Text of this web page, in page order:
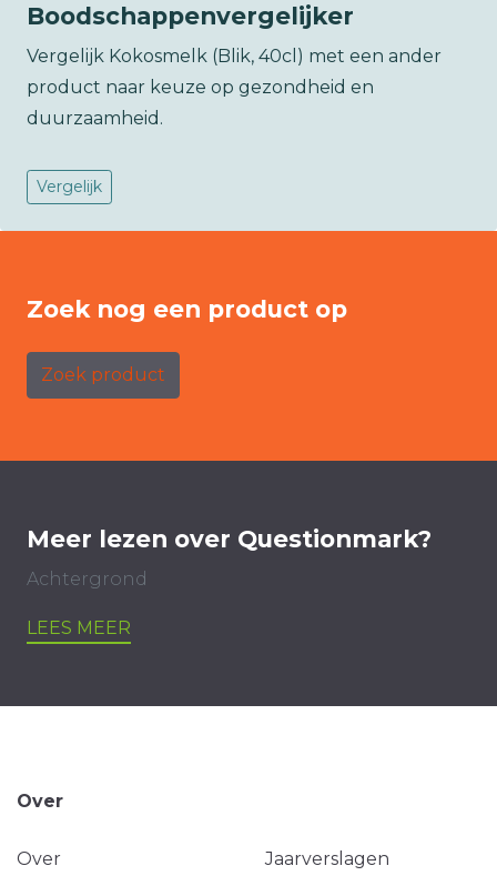
Boodschappenvergelijker
Vergelijk Kokosmelk (Blik, 40cl) met een ander
product naar keuze op gezondheid en
duurzaamheid.
Vergelijk
Zoek nog een product op
Zoek product
Meer lezen over Questionmark?
Achtergrond
LEES MEER
Over
Over Jaarverslagen